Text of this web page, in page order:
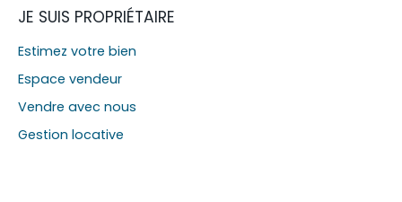
JE SUIS PROPRIÉTAIRE
Estimez votre bien
Espace vendeur
Vendre avec nous
Gestion locative